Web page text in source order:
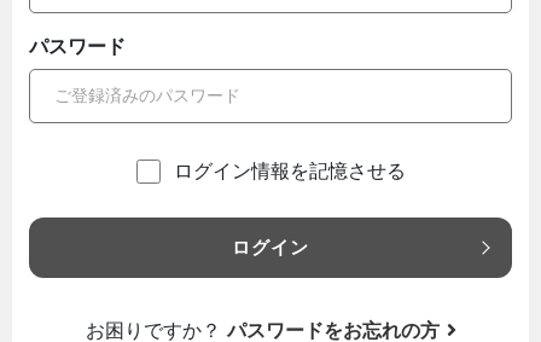
パスワード
ログイン情報を記憶させる
ログイン
お困りですか？ パスワードをお忘れの方